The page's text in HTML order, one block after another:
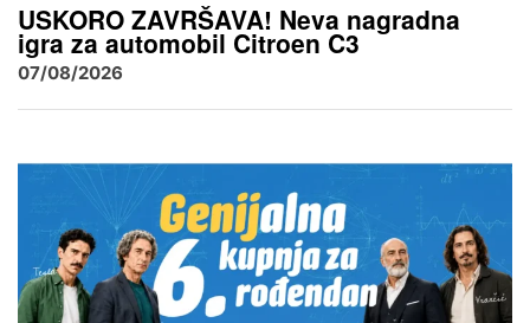
USKORO ZAVRŠAVA! Neva nagradna
igra za automobil Citroen C3
07/08/2026